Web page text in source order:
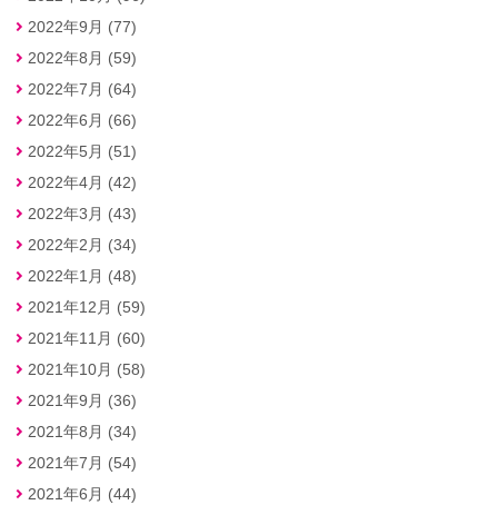
2022年9月 (77)
2022年8月 (59)
2022年7月 (64)
2022年6月 (66)
2022年5月 (51)
2022年4月 (42)
2022年3月 (43)
2022年2月 (34)
2022年1月 (48)
2021年12月 (59)
2021年11月 (60)
2021年10月 (58)
2021年9月 (36)
2021年8月 (34)
2021年7月 (54)
2021年6月 (44)